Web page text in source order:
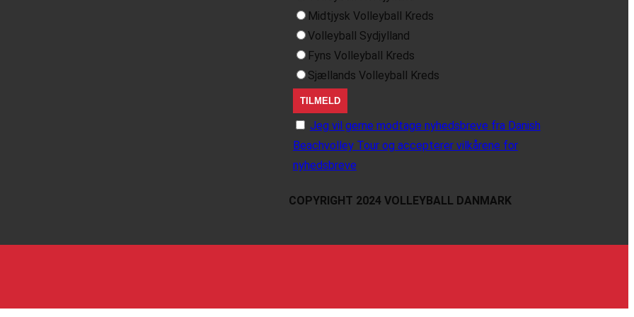
Midtjysk Volleyball Kreds
Volleyball Sydjylland
Fyns Volleyball Kreds
Sjællands Volleyball Kreds
Jeg vil gerne modtage nyhedsbreve fra Danish
Beachvolley Tour og accepterer vilkårene for
nyhedsbreve
COPYRIGHT 2024 VOLLEYBALL DANMARK